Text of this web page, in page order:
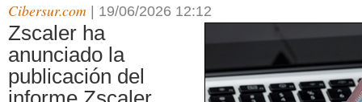
Cibersur.com 19/06/2026 12:12
Zscaler ha
anunciado la
publicación del